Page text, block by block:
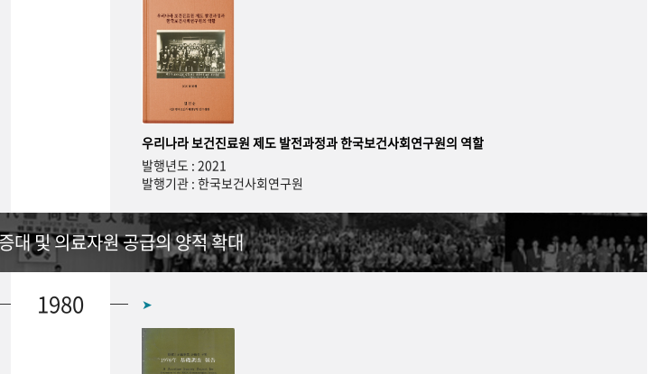
우리나라 보건진료원 제도 발전과정과 한국보건사회연구원의 역할
발행년도 : 2021
발행기관 : 한국보건사회연구원
대 및 의료자원 공급의 양적 확대
1980 ➤